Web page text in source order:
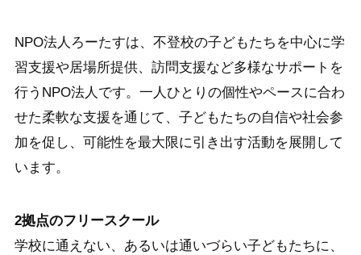
NPO法人ろーたすは、不登校の子どもたちを中心に学
習支援や居場所提供、訪問支援など多様なサポートを
行うNPO法人です。一人ひとりの個性やペースに合わ
せた柔軟な支援を通じて、子どもたちの自信や社会参
加を促し、可能性を最大限に引き出す活動を展開して
います。
2拠点のフリースクール
学校に通えない、あるいは通いづらい子どもたちに、